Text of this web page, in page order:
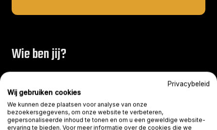
Wie ben jij?
richting van commercie, marketing, business of een
gerelateerd vakgebied.
Je bent minimaal 2 maanden beschikbaar.
Privacybeleid
Wij gebruiken cookies
We kunnen deze plaatsen voor analyse van onze
bezoekersgegevens, om onze website te verbeteren,
gepersonaliseerde inhoud te tonen en om u een geweldige website-
ervaring te bieden. Voor meer informatie over de cookies die we